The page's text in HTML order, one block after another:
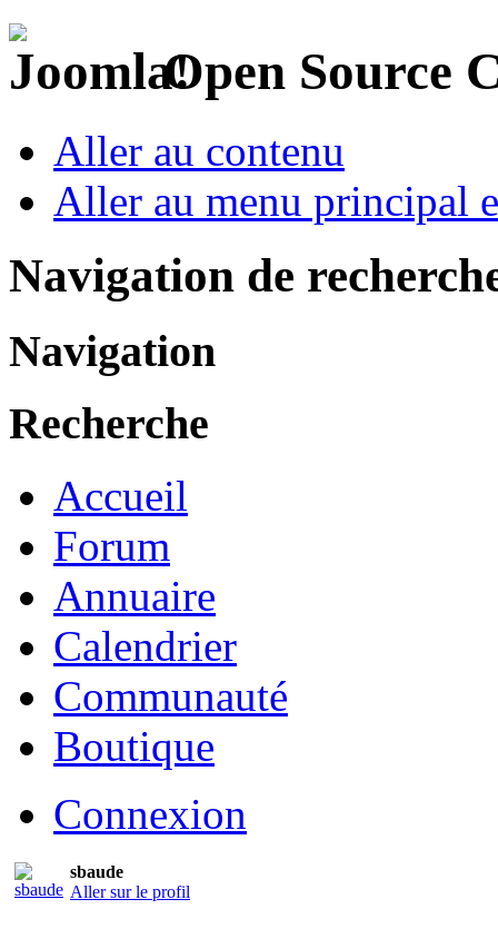
Open Source
Aller au contenu
Aller au menu principal
Navigation de
Navigation
Recherche
Accueil
Forum
Annuaire
Calendrier
Communauté
Boutique
Connexion
sbaude
Aller sur le profil